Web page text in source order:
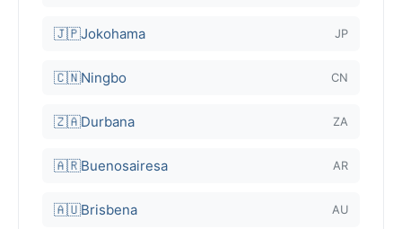
🇯🇵Jokohama JP
🇨🇳Ningbo CN
🇿🇦Durbana ZA
🇦🇷Buenosairesa AR
🇦🇺Brisbena AU